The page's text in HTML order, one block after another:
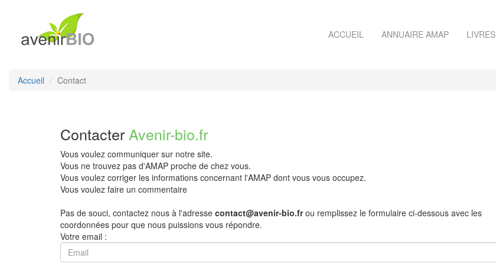
ACCUEIL ANNUAIRE AMAP LIVRES
Accueil Contact
Contacter Avenir-bio.fr
Vous voulez communiquer sur notre site.
Vous ne trouvez pas d'AMAP proche de chez vous.
Vous voulez corriger les informations concernant l'AMAP dont vous vous occupez.
Vous voulez faire un commentaire
Pas de souci, contactez nous à l'adresse contact@avenir-bio.frou remplissez le formulaire ci-dessous avec les
coordonnées pour que nous puissions vous répondre.
Votre email :